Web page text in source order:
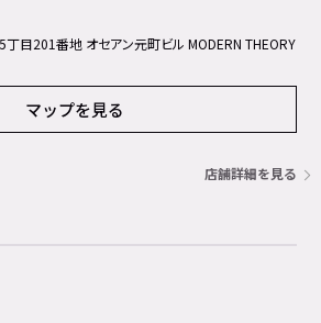
⽬201番地 オセアン元町ビル MODERN THEORY
マップを見る
店舗詳細を見る